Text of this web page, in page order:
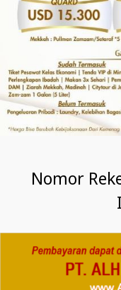
Nomor